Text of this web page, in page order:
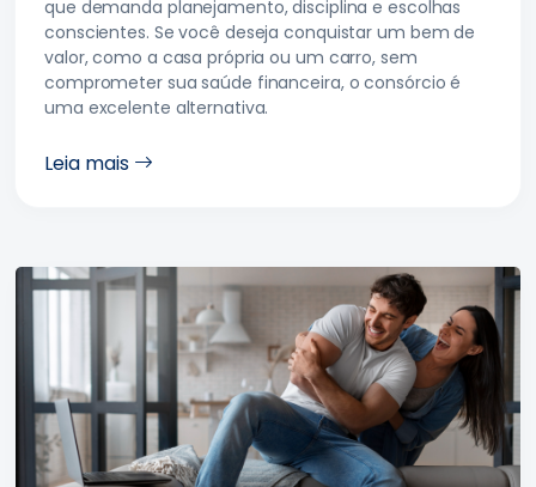
que demanda planejamento, disciplina e escolhas
conscientes. Se você deseja conquistar um bem de
valor, como a casa própria ou um carro, sem
comprometer sua saúde financeira, o consórcio é
uma excelente alternativa.
Leia mais